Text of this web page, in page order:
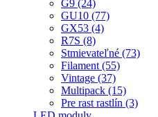
G9 (24)
GU10 (77)
GX53 (4)
R7S (8)
Stmievateľné (73)
Filament (55)
Vintage (37)
Multipack (15)
Pre rast rastlín (3)